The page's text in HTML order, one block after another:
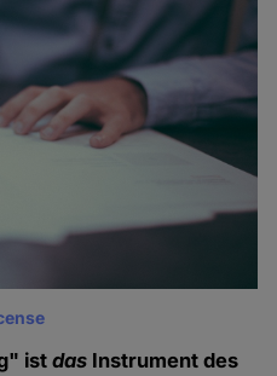
istdas Instrument des